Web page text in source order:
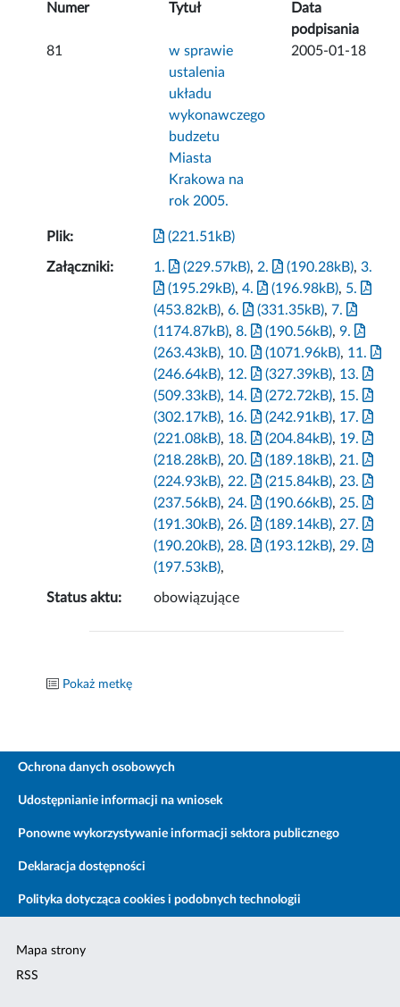
Numer Tytuł
Data
podpisania
81
w sprawie
ustalenia
układu
wykonawczego
budzetu
Miasta
Krakowa na
rok 2005.
2005-01-18
Plik: (221.51kB)
Załączniki: 1. (229.57kB), 2. (190.28kB),3.
(195.29kB),4. (196.98kB), 5.
(453.82kB),6. (331.35kB), 7.
(1174.87kB),8. (190.56kB),9.
(263.43kB), 10. (1071.96kB), 11.
(246.64kB), 12. (327.39kB), 13.
(509.33kB), 14. (272.72kB), 15.
(302.17kB), 16. (242.91kB), 17.
(221.08kB), 18. (204.84kB), 19.
(218.28kB), 20. (189.18kB), 21.
(224.93kB), 22. (215.84kB), 23.
(237.56kB), 24. (190.66kB), 25.
(191.30kB), 26. (189.14kB), 27.
(190.20kB), 28. (193.12kB), 29.
(197.53kB),
Status aktu: obowiązujące
Pokaż metkę
Ochrona danych osobowych
Udostępnianie informacji na wniosek
Ponowne wykorzystywanie informacji sektora publicznego
Deklaracja dostępności
Polityka dotycząca cookies i podobnych technologii
Mapa strony
RSS